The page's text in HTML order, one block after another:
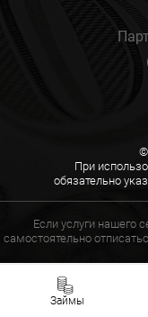
Займы
©
При
обязательно
Если услуги нашего
самостоятельно